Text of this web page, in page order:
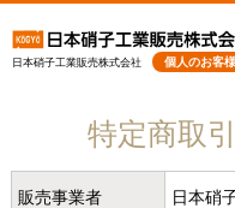
日本硝子工業販売株式会社 個人のお客様
特定商取
販売事業者 日本硝